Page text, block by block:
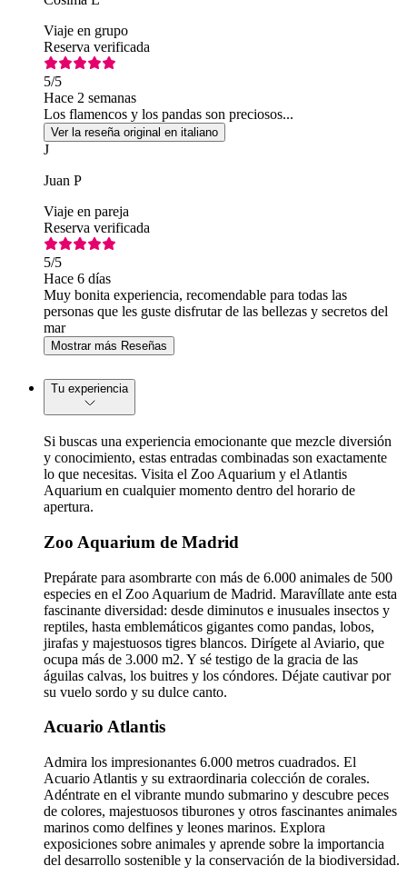
Viaje en grupo
Reserva verificada
5/5
Hace 2 semanas
Los flamencos y los pandas son preciosos...
Ver la reseña original en italiano
J
Juan P
Viaje en pareja
Reserva verificada
5/5
Hace 6 días
Muy bonita experiencia, recomendable para todas las
personas que les guste disfrutar de las bellezas y secretos del
mar
Mostrar más Reseñas
Tu experiencia
Si buscas una experiencia emocionante que mezcle diversión
y conocimiento, estas entradas combinadas son exactamente
lo que necesitas. Visita el Zoo Aquarium y el Atlantis
Aquarium en cualquier momento dentro del horario de
apertura.
Zoo Aquarium de Madrid
Prepárate para asombrarte con más de 6.000 animales de 500
especies en el Zoo Aquarium de Madrid. Maravíllate ante esta
fascinante diversidad: desde diminutos e inusuales insectos y
reptiles, hasta emblemáticos gigantes como pandas, lobos,
jirafas y majestuosos tigres blancos. Dirígete al Aviario, que
ocupa más de 3.000 m2. Y sé testigo de la gracia de las
águilas calvas, los buitres y los cóndores. Déjate cautivar por
su vuelo sordo y su dulce canto.
Acuario Atlantis
Admira los impresionantes 6.000 metros cuadrados. El
Acuario Atlantis y su extraordinaria colección de corales.
Adéntrate en el vibrante mundo submarino y descubre peces
de colores, majestuosos tiburones y otros fascinantes animales
marinos como delfines y leones marinos. Explora
exposiciones sobre animales y aprende sobre la importancia
del desarrollo sostenible y la conservación de la biodiversidad.